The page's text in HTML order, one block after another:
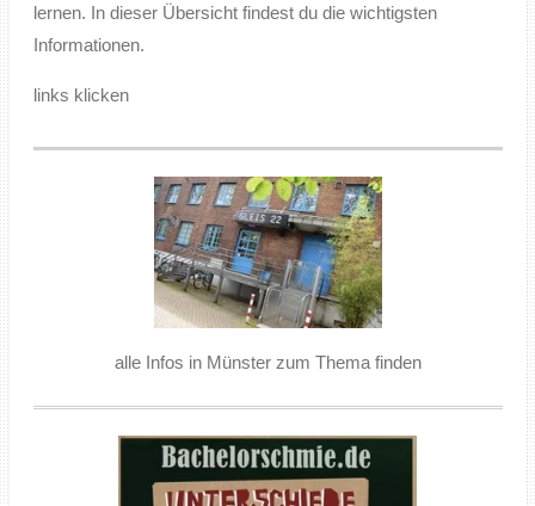
lernen. In dieser Übersicht findest du die wichtigsten
Informationen.
links klicken
alle Infos in Münster zum Thema finden